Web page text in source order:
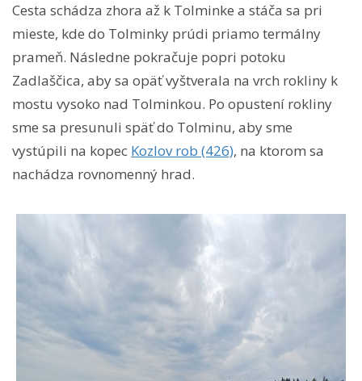
Cesta schádza zhora až k Tolminke a stáča sa pri
mieste, kde do Tolminky prúdi priamo termálny
prameň. Následne pokračuje popri potoku
Zadlaščica, aby sa opäť vyštverala na vrch rokliny k
mostu vysoko nad Tolminkou. Po opustení rokliny
sme sa presunuli späť do Tolminu, aby sme
vystúpili na kopec Kozlov rob (426), na ktorom sa
nachádza rovnomenný hrad.